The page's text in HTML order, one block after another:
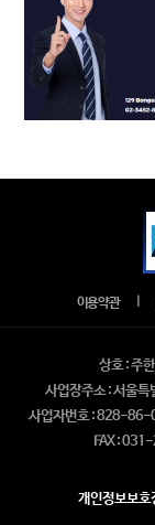
이용약관
상호 : 주
사업장주소 : 서울
사업자번호 : 828-
FAX :
개인정보보호